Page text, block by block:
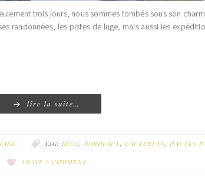
trois jours, nous sommes tombés sous son
randonnées, les pistes de luge, mais aussi les
lire la suite…
TAG: BLOG, BORDEAUX, CAUTERETS, HAUTES
LEAVE A COMMENT